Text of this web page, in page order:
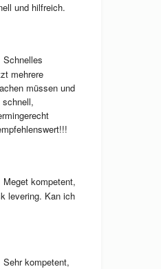
und hilfreich.
Schnelles
mehrere
müssen und
Meget kompetent,
levering. Kan ich
Sehr kompetent,